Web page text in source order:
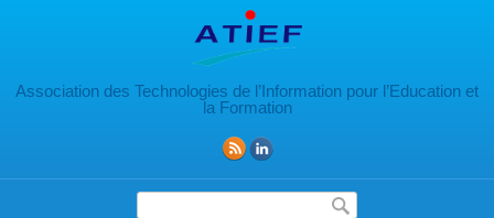
Association des Technologies de l’Information pour l’Education et
la Formation
Formulaire de recherche